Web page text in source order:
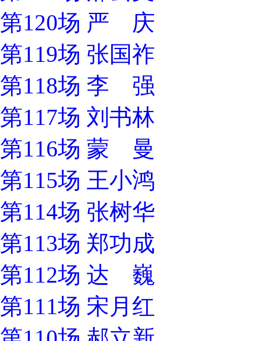
第120场 严 庆
第119场 张国祚
第118场 李 强
第117场 刘书林
第116场 蒙 曼
第115场 王小鸿
第114场 张树华
第113场 郑功成
第112场 达 巍
第111场 宋月红